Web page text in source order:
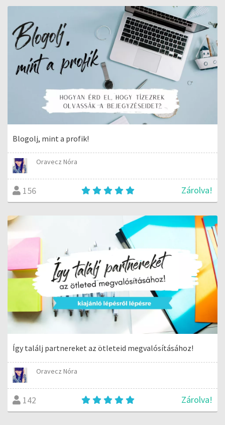
Blogolj, mint a profik!
Oravecz Nóra
156 Zárolva!
Így találj partnereket az ötleteid megvalósításához!
Oravecz Nóra
142 Zárolva!